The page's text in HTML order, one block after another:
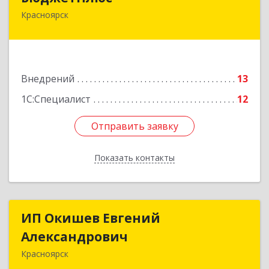
Красноярск
Внедрений
13
1С:Специалист
12
Отправить заявку
Показать контакты
660028, Красноярский край, Красноярск г,
Отправить заявку
Назад
ИП Окишев Евгений
Александрович
Красноярск
ИП Окишев Евгений